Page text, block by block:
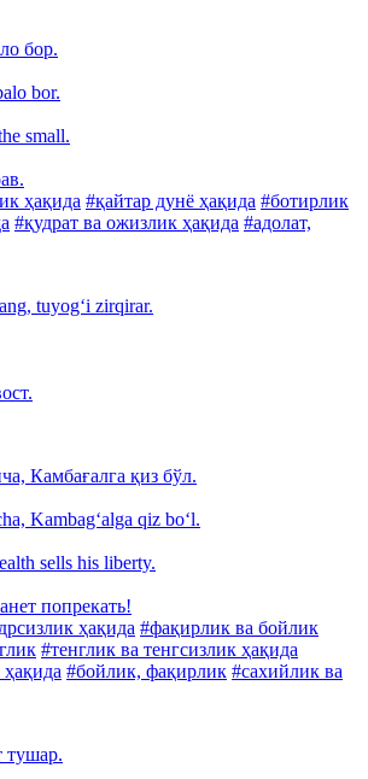
бор.
bor.
small.
ҳақида #қайтар дунё ҳақида #ботирлик
#қудрат ва ожизлик ҳақида #адолат,
tuyog‘i zirqirar.
Камбағалга қиз бўл.
Kambag‘alga qiz bo‘l.
sells his liberty.
попрекать!
ҳақида #фақирлик ва бойлик
#тенглик ва тенгсизлик ҳақида
#бойлик, фақирлик #сахийлик ва
тушар.